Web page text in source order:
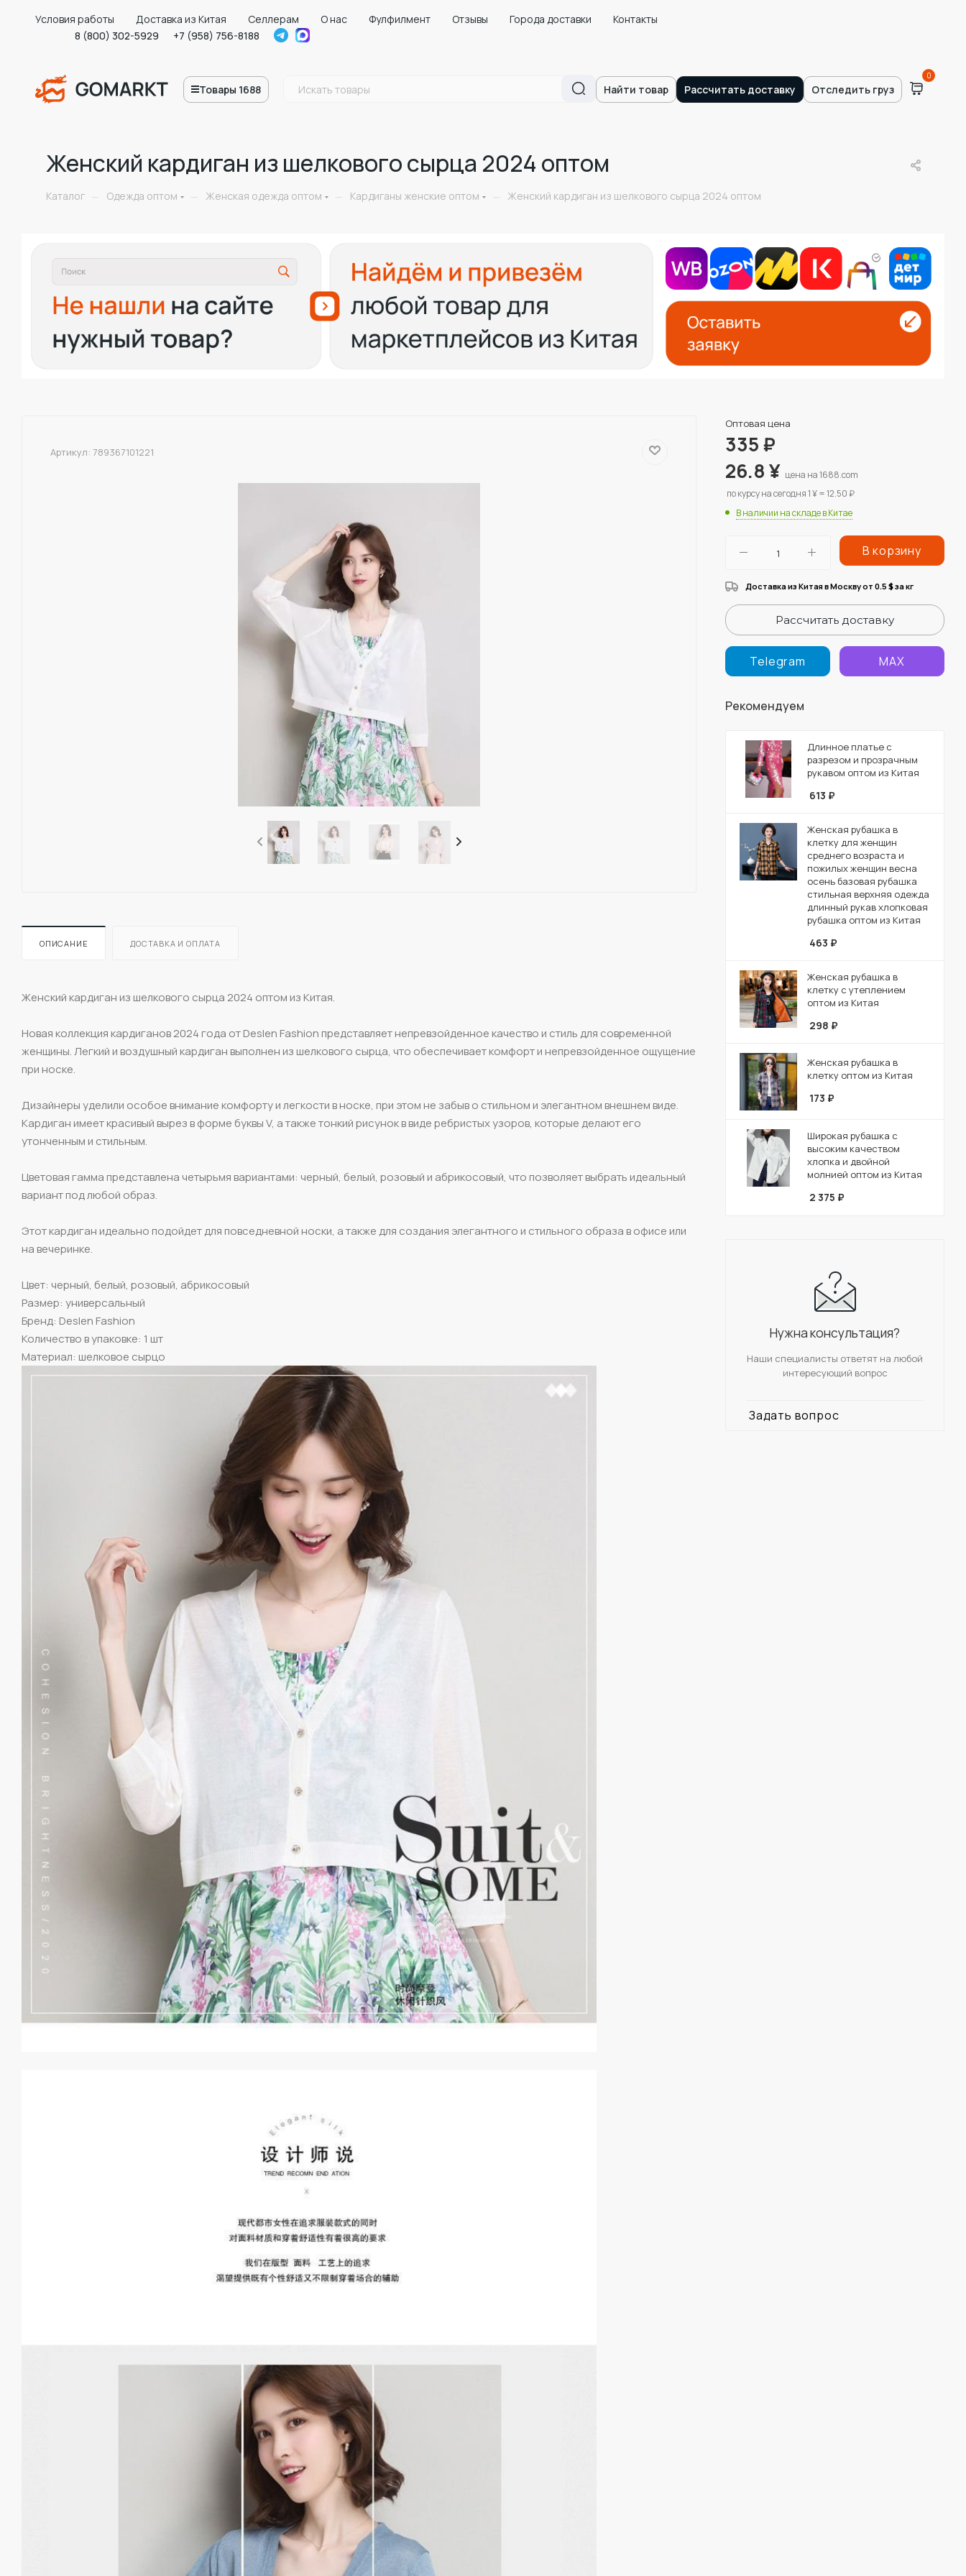
Условия работы Доставка из Китая Селлерам О нас Фулфилмент Отзывы Города доставки
Контакты
8 (800) 302-5929
+7 (958) 756-8188
Товары 1688 Найти товар Рассчитать доставку Отследить груз
0
Женский кардиган из шелкового сырца 2024 оптом
Каталог — Одежда оптом — Женская одежда оптом — Кардиганы женские оптом — Женский кардиган из шелкового сырца 2024 оптом
Артикул: 789367101221
ОПИСАНИЕ ДОСТАВКА И ОПЛАТА
Женский кардиган из шелкового сырца 2024 оптом из Китая.
Новая коллекция кардиганов 2024 года от Deslen Fashion представляет непревзойденное качество и стиль для современной
женщины. Легкий и воздушный кардиган выполнен из шелкового сырца, что обеспечивает комфорт и непревзойденное ощущение
при носке.
Дизайнеры уделили особое внимание комфорту и легкости в носке, при этом не забыв о стильном и элегантном внешнем виде.
Кардиган имеет красивый вырез в форме буквы V, а также тонкий рисунок в виде ребристых узоров, которые делают его
утонченным и стильным.
Цветовая гамма представлена четырьмя вариантами: черный, белый, розовый и абрикосовый, что позволяет выбрать идеальный
вариант под любой образ.
Этот кардиган идеально подойдет для повседневной носки, а также для создания элегантного и стильного образа в офисе или
на вечеринке.
Цвет: черный, белый, розовый, абрикосовый
Размер: универсальный
Бренд: Deslen Fashion
Количество в упаковке: 1 шт
Материал: шелковое сырцо
Оптовая цена
335₽
26.8¥ цена на 1688.com
по курсу на сегодня 1 ¥ = 12.50 ₽
В наличии на складе в Китае
В корзину
Доставка из Китая в Москву от 0.5 $за кг
Рассчитать доставку
Telegram MAX
Рекомендуем
Длинное платье с
разрезом и прозрачным
рукавом оптом из Китая
613 ₽
Женская рубашка в
клетку для женщин
среднего возраста и
пожилых женщин весна
осень базовая рубашка
стильная верхняя одежда
длинный рукав хлопковая
рубашка оптом из Китая
463 ₽
Женская рубашка в
клетку с утеплением
оптом из Китая
298 ₽
Женская рубашка в
клетку оптом из Китая
173 ₽
Широкая рубашка с
высоким качеством
хлопка и двойной
молнией оптом из Китая
2 375 ₽
Нужна консультация?
Наши специалисты ответят на любой
интересующий вопрос
Задать вопрос